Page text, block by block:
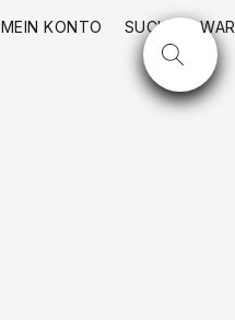
MEIN KONTO SUCHE